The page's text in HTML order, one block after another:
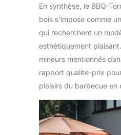
En synthèse, le BBQ-
bois s’impose comme
qui recherchent un
esthétiquement
mineurs mentionnés
rapport qualité-prix
plaisirs du barbecue en